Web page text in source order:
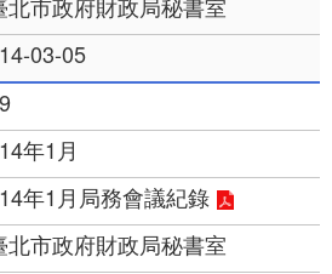
03-05
年1月
年1月局務會議紀錄
北市政府財政局秘書室